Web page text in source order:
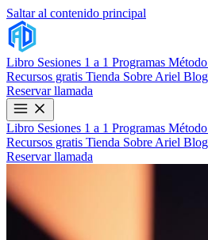
Saltar al contenido principal
Libro Sesiones 1 a 1 Programas
Recursos gratis Tienda Sobre Ariel Blog
Reservar llamada
Libro Sesiones 1 a 1 Programas
Recursos gratis Tienda Sobre Ariel Blog
Reservar llamada